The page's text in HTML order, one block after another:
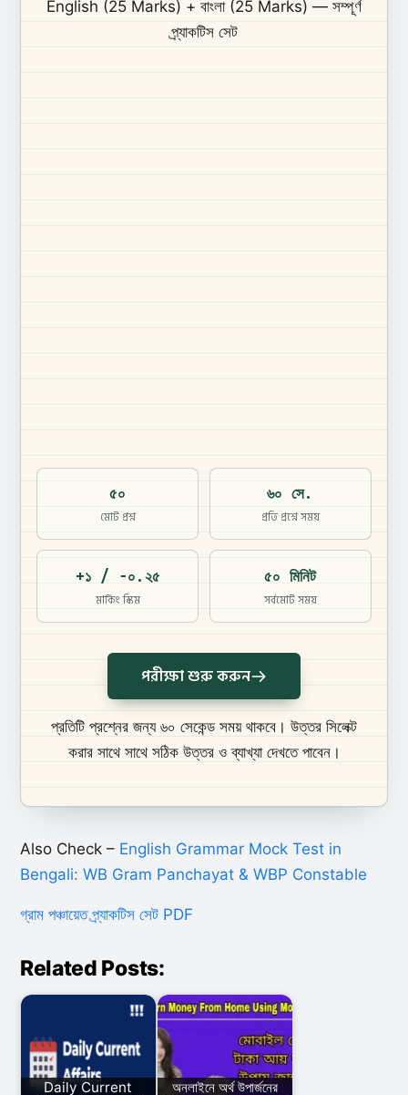
English (25 Marks) + বাংলা (25 Marks) — সম্পূর্ণ
প্র্যাকটিস সেট
৫০
মোট প্রশ্ন
৬০ সে.
প্রতি প্রশ্নে সময়
+১ / −০.২৫
মার্কিং স্কিম
৫০ মিনিট
সর্বমোট সময়
পরীক্ষা শুরু করুন
প্রতিটি প্রশ্নের জন্য ৬০ সেকেন্ড সময় থাকবে। উত্তর সিলেক্ট
করার সাথে সাথে সঠিক উত্তর ও ব্যাখ্যা দেখতে পাবেন।
Also Check – English Grammar Mock Test in
Bengali: WB Gram Panchayat & WBP Constable
গ্রাম পঞ্চায়েত প্র্যাকটিস সেট PDF
Related Posts:
Daily Current
অনলাইনে অর্থ উপার্জনের